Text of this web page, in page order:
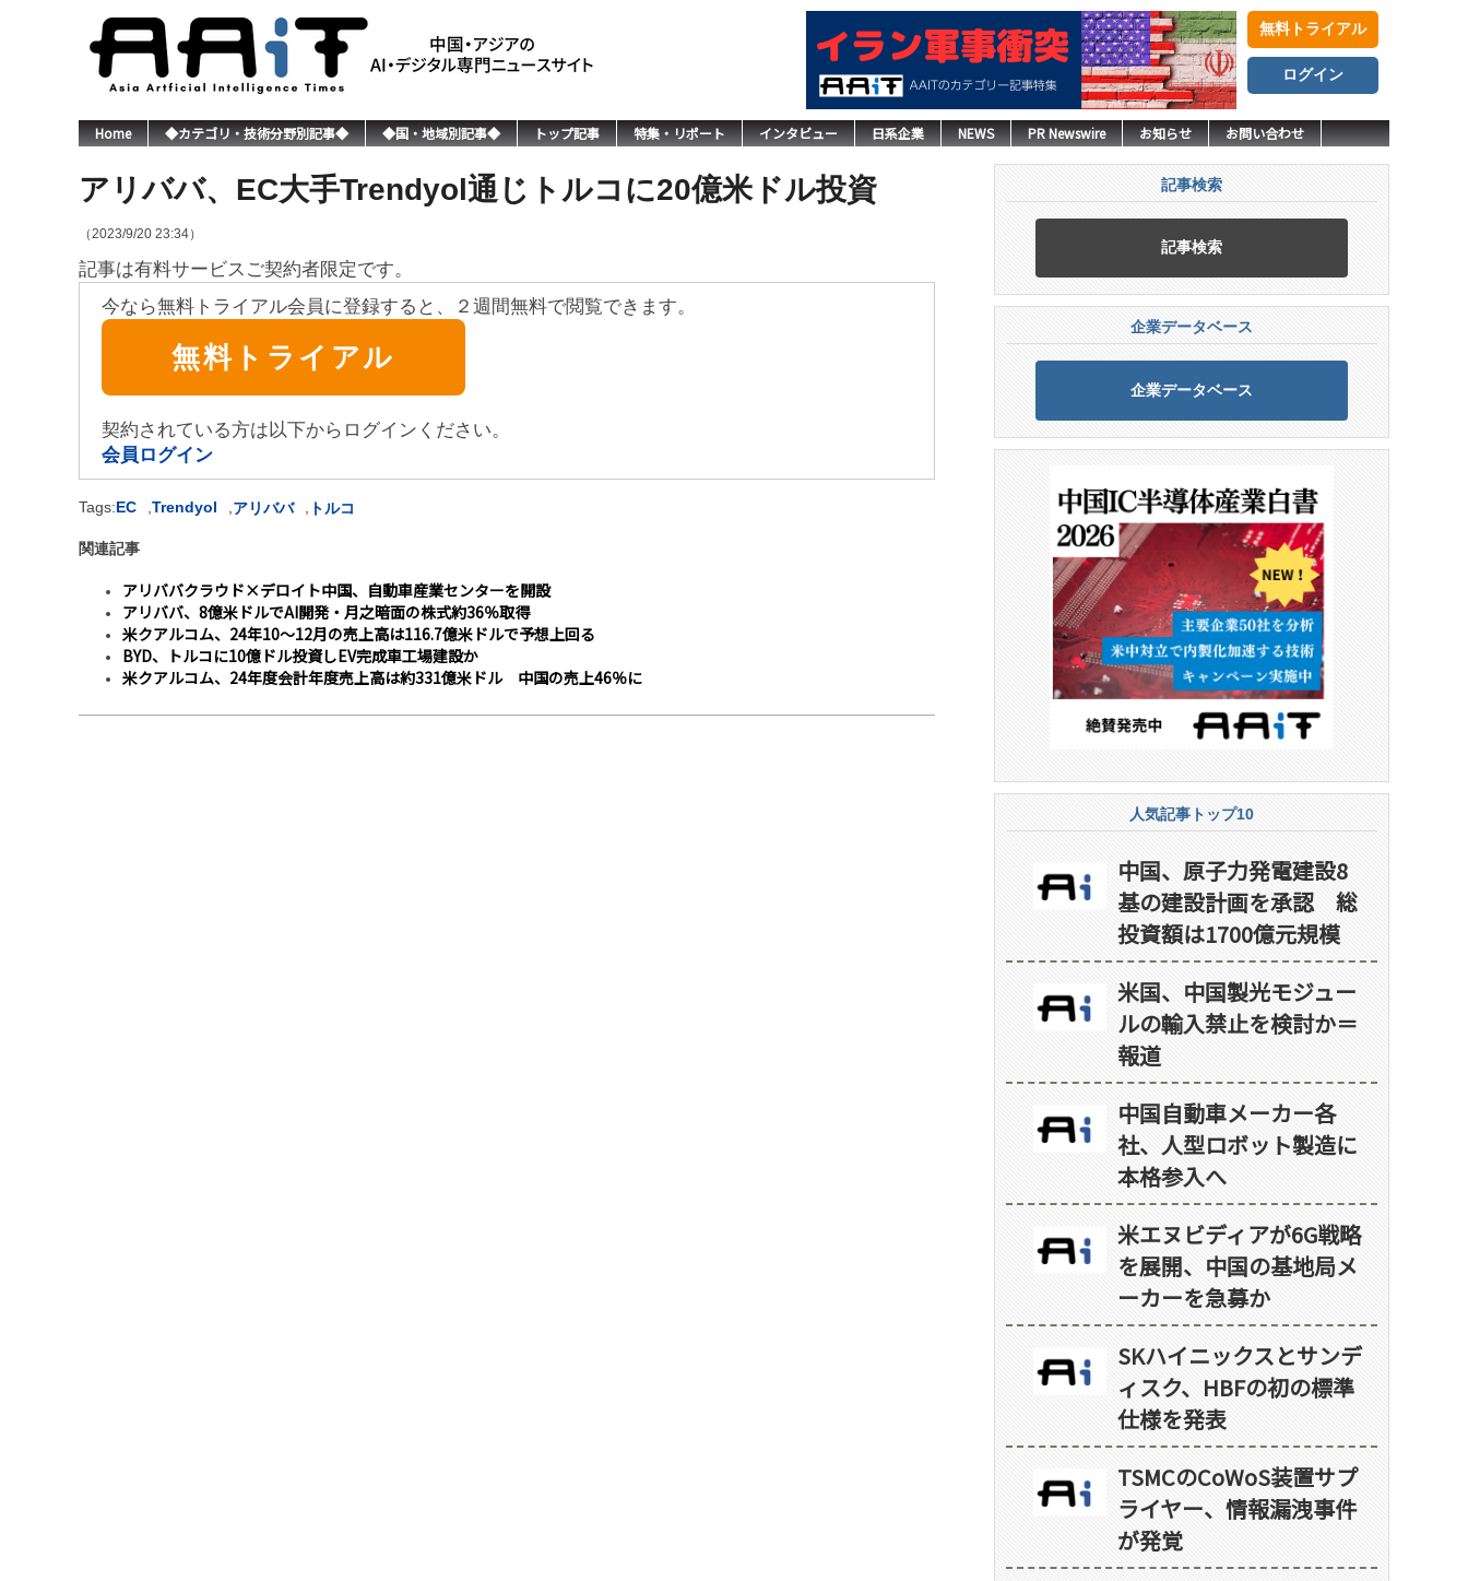
無料トライアル
ログイン
Home ◆カテゴリ・技術分野別記事◆ ◆国・地域別記事◆ トップ記事 特集・リポート インタビュー 日系企業 NEWS PR Newswire お知らせ お問い合わせ
アリババ、EC大手Trendyol通じトルコに20億米ドル投資
（2023/9/20 23:34）
記事は有料サービスご契約者限定です。
今なら無料トライアル会員に登録すると、２週間無料で閲覧できます。
無料トライアル
契約されている方は以下からログインください。
会員ログイン
Tags:EC Trendyol アリババ トルコ
関連記事
アリババクラウド×デロイト中国、自動車産業センターを開設
アリババ、8億米ドルでAI開発・月之暗面の株式約36％取得
米クアルコム、24年10〜12月の売上高は116.7億米ドルで予想上回る
BYD、トルコに10億ドル投資しEV完成車工場建設か
米クアルコム、24年度会計年度売上高は約331億米ドル 中国の売上46％に
記事検索
記事検索
企業データベース
企業データベース
人気記事トップ10
中国、原子力発電建設8
基の建設計画を承認 総
投資額は1700億元規模
米国、中国製光モジュー
ルの輸入禁止を検討か＝
報道
中国自動車メーカー各
社、人型ロボット製造に
本格参入へ
米エヌビディアが6G戦略
を展開、中国の基地局メ
ーカーを急募か
SKハイニックスとサンデ
ィスク、HBFの初の標準
仕様を発表
TSMCのCoWoS装置サプ
ライヤー、情報漏洩事件
が発覚